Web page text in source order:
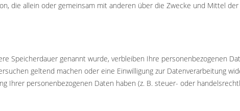
die allein oder gemeinsam mit anderen über die Zwecke und Mittel
Speicherdauer genannt wurde, verbleiben Ihre personenbezogenen
geltend machen oder eine Einwilligung zur Datenverarbeitung
Ihrer personenbezogenen Daten haben (z. B. steuer- oder